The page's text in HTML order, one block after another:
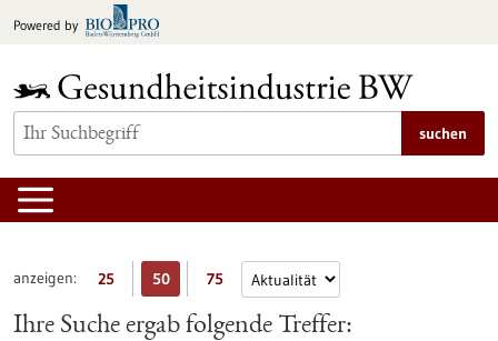
Inhalt
Powered by
suchen
anzeigen: 25 50 75
Ihre Suche ergab folgende Treffer: